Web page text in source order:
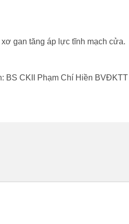
gan tăng áp lực tĩnh mạch
BS CKII Phạm Chí Hiền BVĐKTT